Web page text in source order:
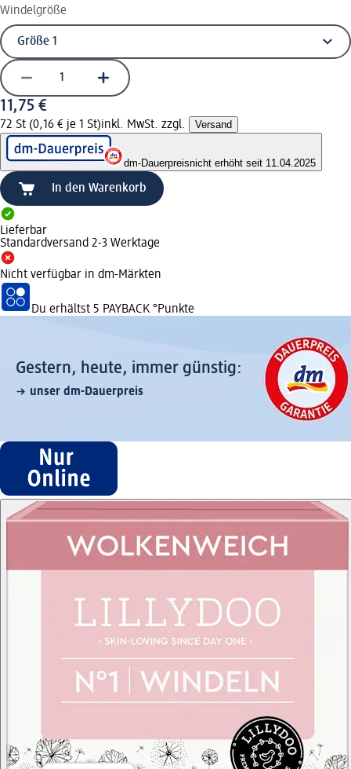
Windelgröße
11,75 €
72 St (0,16 € je 1 St)inkl. MwSt. zzgl. Versand
dm-Dauerpreisnicht erhöht seit 11.04.2025
In den Warenkorb
Lieferbar
Standardversand 2-3 Werktage
Nicht verfügbar in dm-Märkten
Du erhältst 5 PAYBACK °Punkte
Gestern, heute, immer günstig:
unser dm-Dauerpreis